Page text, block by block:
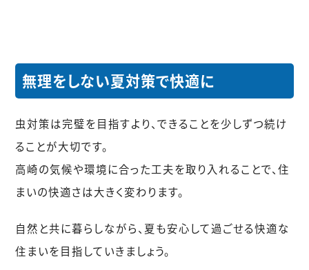
無理をしない夏対策で快適に
虫対策は完璧を目指すより、できることを少しずつ続け
ることが大切です。
高崎の気候や環境に合った工夫を取り入れることで、住
まいの快適さは大きく変わります。
自然と共に暮らしながら、夏も安心して過ごせる快適な
住まいを目指していきましょう。